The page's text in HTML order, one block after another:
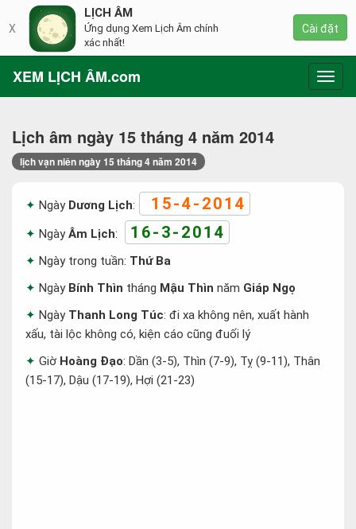
XEM LỊCH ÂM.com
Lịch âm ngày 15 tháng 4 năm 2014
lịch vạn niên ngày 15 tháng 4 năm 2014
Ngày Dương Lịch: 15-4-2014
NgàyÂm Lịch: 16-3-2014
Ngày trong tuần: Thứ Ba
Ngày Bính Thìn tháng Mậu Thìn năm Giáp Ngọ
Ngày Thanh Long Túc: đi xa không nên, xuất hành
xấu, tài lộc không có, kiện cáo cũng đuối lý
Giờ Hoàng Đạo: Dần (3-5), Thìn (7-9), Tỵ (9-11), Thân
(15-17), Dậu (17-19), Hợi (21-23)
X
LỊCH ÂM
Ứng dụng Xem Lịch Âm chính
xác nhất!
Cài đặt